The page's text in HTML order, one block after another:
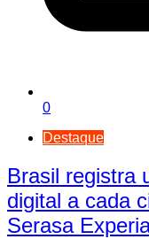
0
Destaque
Brasil registra
digital a cada
Serasa